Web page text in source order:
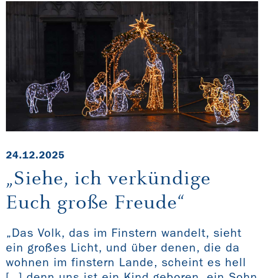
24.12.2025
„Siehe, ich verkündige
Euch große Freude“
„Das Volk, das im Finstern wandelt, sieht
ein großes Licht, und über denen, die da
wohnen im finstern Lande, scheint es hell